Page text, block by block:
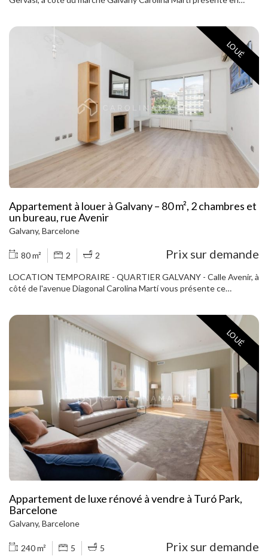
prisés de Barcelone. L'appartement comprend trois chambres, deux
salles de bain complètes et un spacieux salon-salle à manger avec
accès direct à l'une des deux terrasses privées, idéales pour
profiter du soleil et de la tranquillité du quartier. La cuisine
entièrement équipée, intégrée au salon, crée un espace moderne,
fonctionnel et très lumineux. L'appartement est entièrement
meublé et présente une décoration chaleureuse et élégante.
L'immeuble est équipé d'un ascenseur et est en excellent état. Ses
deux terrasses privées, l'une accessible depuis le salon et l'autre
depuis la suite parentale, sont idéales pour profiter du plein air en
quartiers les plus exclusifs de Barcelone. Ne manquez pas cette
opportunité — contactez-nous et planifiez votre visite dès
aujourd'hui.
LOUÉ
Appartement à louer à Galvany – 80 m², 2 chambres et
un bureau, rue Avenir
Galvany, Barcelone
80 m² 2 2 Prix sur demande
LOCATION TEMPORAIRE - QUARTIER GALVANY - Calle Avenir, à
côté de l'avenue Diagonal Carolina Martí vous présente ce
conciergerie. En excellent état, il sera livré entièrement meublé et
privative et une simple), deux salles de bains complètes et un petit
bureau idéal pour le télétravail ou les études. Le spacieux salon se
distingue par sa grande fenêtre baignant la pièce de lumière
naturelle. La cuisine est entièrement équipée et prête à l'emploi.
Situé dans l'un des quartiers les plus dynamiques du quartier de
Galvany, l'appartement est entouré de commerces et de services,
et bénéficie d'une excellente desserte par l'avenue Diagonal.
Appelez pour visiter l'appartement.
LOUÉ
Appartement de luxe rénové à vendre à Turó Park,
Barcelone
Galvany, Barcelone
240 m² 5 5 Prix sur demande